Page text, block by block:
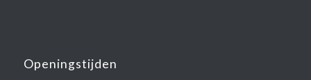
Openingstijden